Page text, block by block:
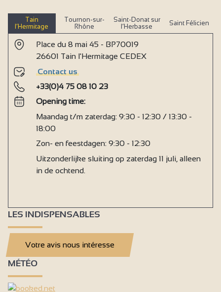
Tain
l’Hermitage
Tournon-sur-
Rhône
Saint-Donat sur
l’Herbasse
Saint Félicien
Place du 8 mai 45 - BP70019
26601 Tain l'Hermitage CEDEX
Contact us
+33(0)4 75 08 10 23
Opening time:
Maandag t/m zaterdag: 9:30 - 12:30 / 13:30 -
18:00
Zon- en feestdagen: 9:30 - 12:30
Uitzonderlijke sluiting op zaterdag 11 juli, alleen
in de ochtend.
LES INDISPENSABLES
Votre avis nous intéresse
MÉTÉO